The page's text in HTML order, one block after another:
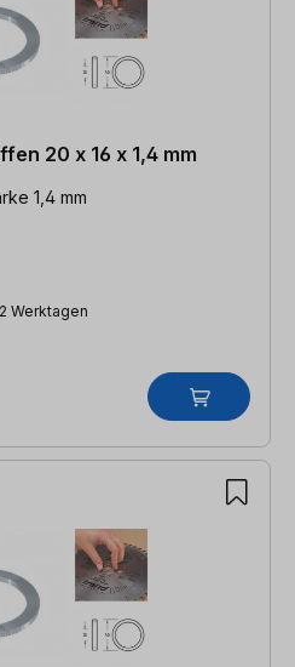
20 x 16 x 1,4 mm
1,4 mm
Werktagen